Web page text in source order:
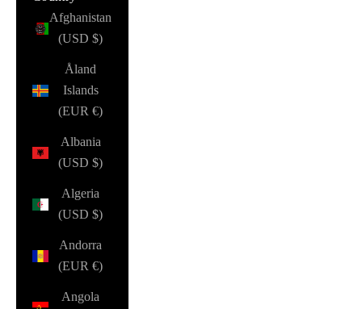
Afghanistan
(USD $)
Åland
Islands
(EUR €)
Albania
(USD $)
Algeria
(USD $)
Andorra
(EUR €)
Angola